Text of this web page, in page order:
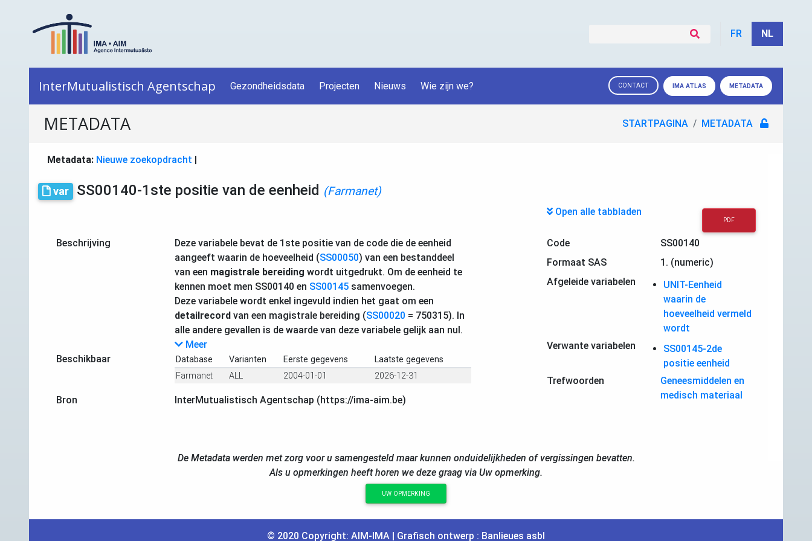
FR NL
InterMutualistisch Agentschap Gezondheidsdata Projecten Nieuws Wie zijn we? CONTACT IMA ATLAS METADATA
METADATA STARTPAGINA METADATA
Metadata: Nieuwe zoekopdracht |
var SS00140-1ste positie van de eenheid (Farmanet)
Open alle tabbladen
PDF
Beschrijving
Deze variabele bevat de 1ste positie van de code die de eenheid
aangeeft waarin de hoeveelheid (SS00050) van een bestanddeel
van een magistrale bereiding wordt uitgedrukt. Om de eenheid te
kennen moet men SS00140 en SS00145samenvoegen.
Deze variabele wordt enkel ingevuld indien het gaat om een
detailrecord van een magistrale bereiding (SS00020 = 750315). In
alle andere gevallen is de waarde van deze variabele gelijk aan nul.
Meer
Beschikbaar
Database Varianten Eerste gegevens
Laatste gegevens
Farmanet
ALL 2004-01-01 2026-12-31
Bron InterMutualistisch Agentschap (https://ima-aim.be)
Code
SS00140
Formaat SAS
1. (numeric)
Afgeleide variabelen
UNIT-Eenheid
waarin de
hoeveelheid vermeld
wordt
Verwante variabelen
SS00145-2de
positie eenheid
Trefwoorden
Geneesmiddelen en
medisch materiaal
De Metadata werden met zorg voor u samengesteld maar kunnen onduidelijkheden of vergissingen bevatten.
Als u opmerkingen heeft horen we deze graag via Uw opmerking.
UW OPMERKING
© 2020 Copyright: AIM-IMA | Grafisch ontwerp : Banlieues asbl